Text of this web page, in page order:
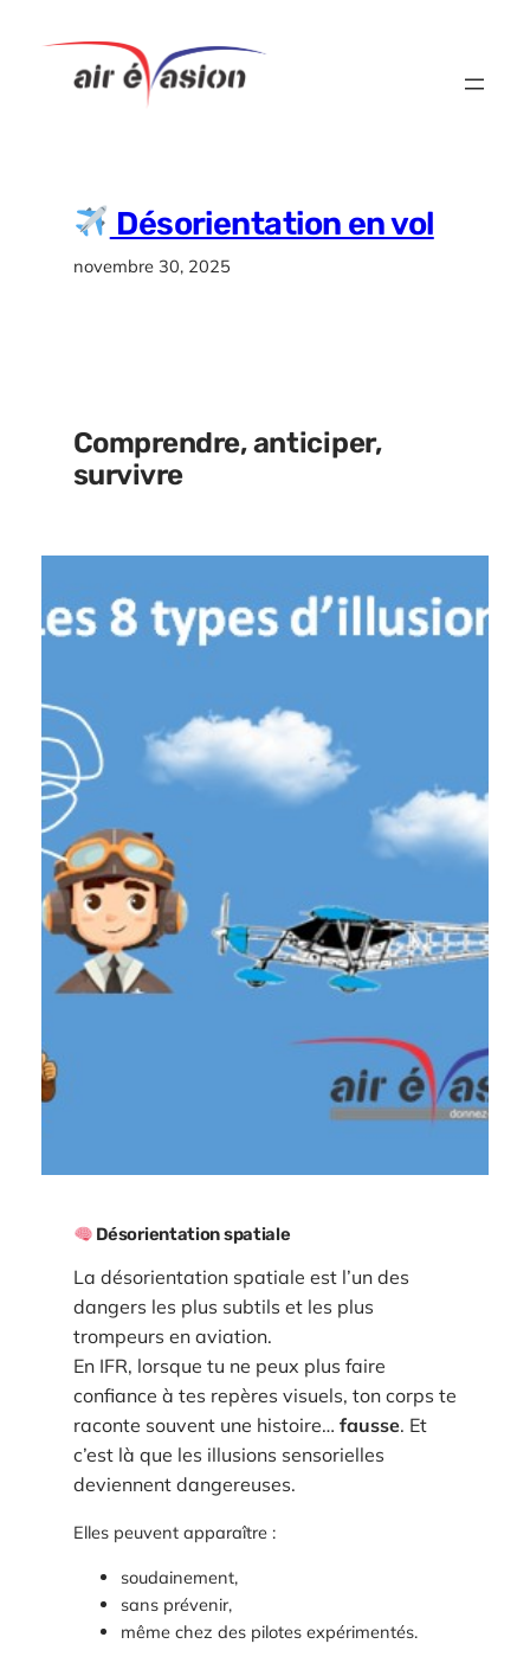
Désorientation en vol
novembre 30, 2025
Comprendre, anticiper,
survivre
Désorientation spatiale
La désorientation spatiale est l’un des
dangers les plus subtils et les plus
trompeurs en aviation.
En IFR, lorsque tu ne peux plus faire
confiance à tes repères visuels, ton corps te
raconte souvent une histoire… fausse. Et
c’est là que les illusions sensorielles
deviennent dangereuses.
Elles peuvent apparaître :
soudainement,
sans prévenir,
même chez des pilotes expérimentés.